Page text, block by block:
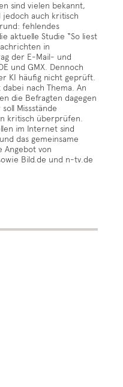
sind vielen bekannt,
auch kritisch
fehlendes
aktuelle Studie “So liest
in
der E-Mail- und
und GMX. Dennoch
KI häufig nicht geprüft.
nach Thema. An
die Befragten dagegen
Missstände
kritisch überprüfen.
im Internet sind
das gemeinsame
Angebot von
Bild.de und n-tv.de